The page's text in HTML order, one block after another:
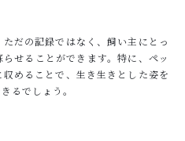
だの記録ではなく、飼い主にとっ
せることができます。特に、ペッ
めることで、生き生きとした姿を
るでしょう。